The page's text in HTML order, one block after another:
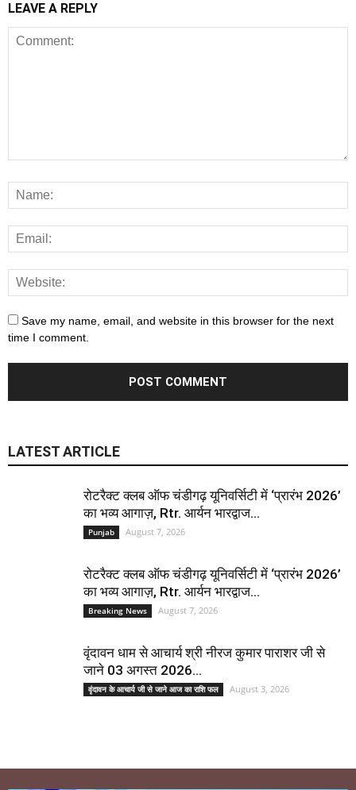
LEAVE A REPLY
Save my name, email, and website in this browser for the next
time I comment.
LATEST ARTICLE
रोटरैक्ट क्लब ऑफ चंडीगढ़ यूनिवर्सिटी में ‘प्रारंभ 2026’
का भव्य आगाज़, Rtr. आर्यन भारद्वाज...
Punjab August 7, 2026
रोटरैक्ट क्लब ऑफ चंडीगढ़ यूनिवर्सिटी में ‘प्रारंभ 2026’
का भव्य आगाज़, Rtr. आर्यन भारद्वाज...
Breaking News August 7, 2026
वृंदावन धाम से आचार्य श्री नीरज कुमार पाराशर जी से
जाने 03 अगस्त 2026...
वृंदावन के आचार्य जी से जाने आज का राशि फल August 3, 2026